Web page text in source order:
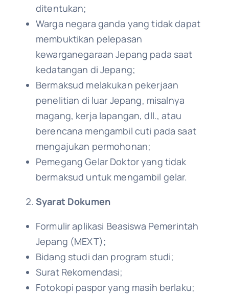
ditentukan;
Warga negara ganda yang tidak dapat
membuktikan pelepasan
kewarganegaraan Jepang pada saat
kedatangan di Jepang;
Bermaksud melakukan pekerjaan
penelitian di luar Jepang, misalnya
magang, kerja lapangan, dll., atau
berencana mengambil cuti pada saat
mengajukan permohonan;
Pemegang Gelar Doktor yang tidak
bermaksud untuk mengambil gelar.
Syarat Dokumen
Formulir aplikasi Beasiswa Pemerintah
Jepang (MEXT);
Bidang studi dan program studi;
Surat Rekomendasi;
Fotokopi paspor yang masih berlaku;